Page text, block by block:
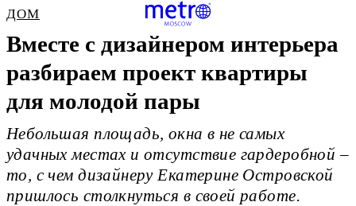
ДОМ
Вместе с дизайнером интерьера
разбираем проект квартиры
для молодой пары
Небольшая площадь, окна в не самых
удачных местах и отсутствие гардеробной –
то, с чем дизайнеру Екатерине Островской
пришлось столкнуться в своей работе.